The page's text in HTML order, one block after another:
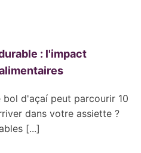
: l'impact
d'açaí peut parcourir 10
dans votre assiette ?
[...]